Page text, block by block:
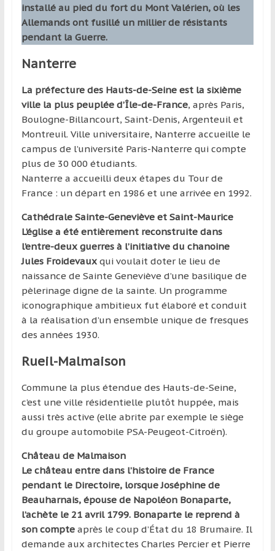
installé au pied du fort du Mont Valérien, où les
Allemands ont fusillé un millier de résistants
pendant la Guerre.
Nanterre
La préfecture des Hauts-de-Seine est la sixième
ville la plus peuplée d’Île-de-France, après Paris,
Boulogne-Billancourt, Saint-Denis, Argenteuil et
Montreuil. Ville universitaire, Nanterre accueille le
campus de l’université Paris-Nanterre qui compte
plus de 30 000 étudiants.
Nanterre a accueilli deux étapes du Tour de
France : un départ en 1986 et une arrivée en 1992.
Cathédrale Sainte-Geneviève et Saint-Maurice
L’église a été entièrement reconstruite dans
l’entre-deux guerres à l’initiative du chanoine
Jules Froidevauxqui voulait doter le lieu de
naissance de Sainte Geneviève d’une basilique de
pèlerinage digne de la sainte. Un programme
iconographique ambitieux fut élaboré et conduit
à la réalisation d’un ensemble unique de fresques
des années 1930.
Rueil-Malmaison
Commune la plus étendue des Hauts-de-Seine,
c’est une ville résidentielle plutôt huppée, mais
aussi très active (elle abrite par exemple le siège
du groupe automobile PSA-Peugeot-Citroën).
Château de Malmaison
Le château entre dans l’histoire de France
pendant le Directoire, lorsque Joséphine de
Beauharnais, épouse de Napoléon Bonaparte,
l’achète le 21 avril 1799. Bonaparte le reprend à
son compteaprès le coup d’État du 18 Brumaire. Il
demande aux architectes Charles Percier et Pierre